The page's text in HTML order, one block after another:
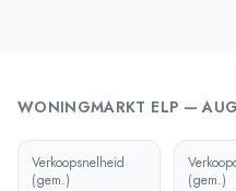
WONINGMARKT ELP —
Verkoopsnelheid
(gem.)
(gem.)